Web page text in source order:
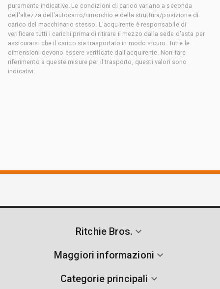
puramente indicative. Le condizioni di carico variano a seconda
dell'altezza dell'autocarro/rimorchio e della struttura/posizione di
carico del macchinario stesso. L'acquirente è responsabile di
verificare tutti i carichi prima di ritirare il mezzo dalla sede d'asta per
assicurarsi che il carico sia trasportato in modo sicuro. Tutte le
dimensioni devono essere verificate dall'acquirente. Non fare
riferimento a queste misure per il trasporto, questi valori sono
indicativi.
Ritchie Bros.
Maggiori informazioni
Categorie principali